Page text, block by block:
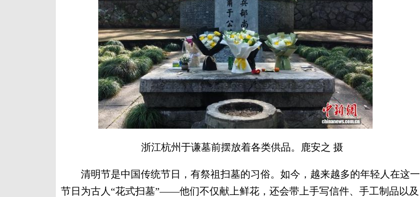
浙江杭州于谦墓前摆放着各类供品。鹿安之 摄
清明节是中国传统节日，有祭祖扫墓的习俗。如今，越来越多的年轻人在这一
节日为古人“花式扫墓”——他们不仅献上鲜花，还会带上手写信件、手工制品以及